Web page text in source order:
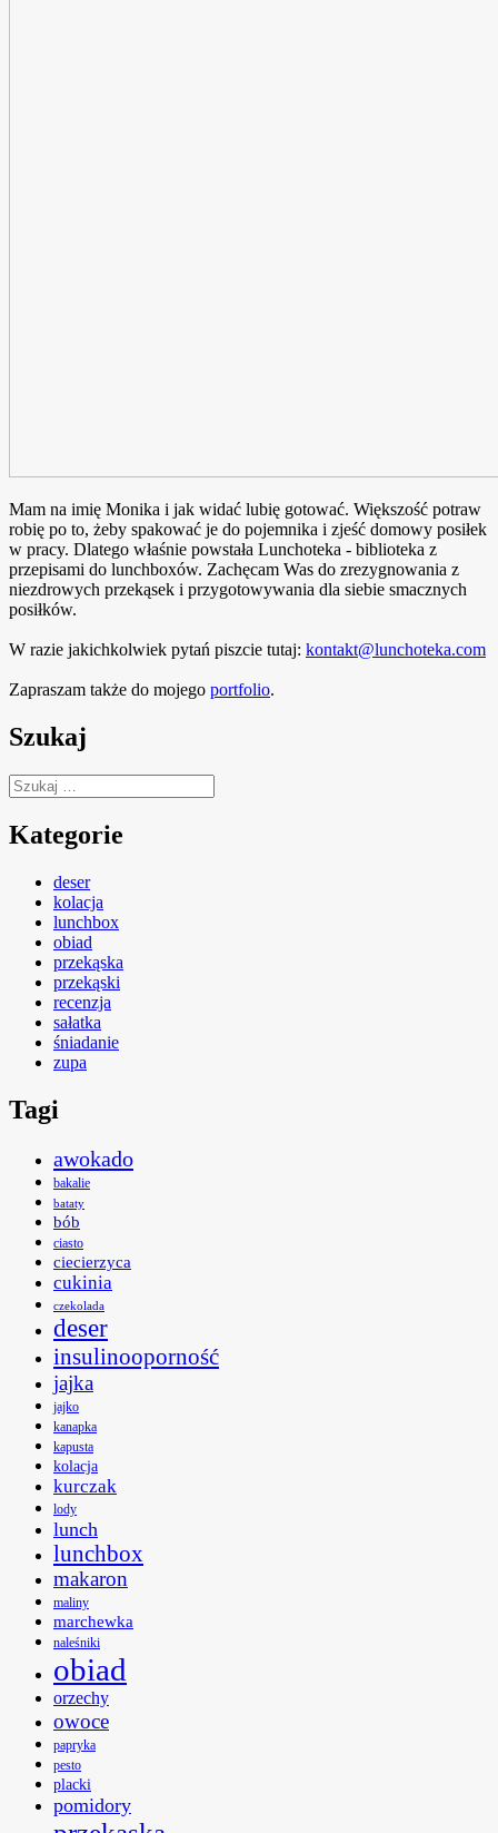
Mam na imię Monika i jak widać lubię gotować. Większość potraw
robię po to, żeby spakować je do pojemnika i zjeść domowy posiłek
w pracy. Dlatego właśnie powstała Lunchoteka - biblioteka z
przepisami do lunchboxów. Zachęcam Was do zrezygnowania z
niezdrowych przekąsek i przygotowywania dla siebie smacznych
posiłków.
W razie jakichkolwiek pytań piszcie tutaj: kontakt@lunchoteka.com
Zapraszam także do mojego portfolio.
Szukaj
Szukaj:
Kategorie
deser
kolacja
lunchbox
obiad
przekąska
przekąski
recenzja
sałatka
śniadanie
zupa
Tagi
awokado
bakalie
bataty
bób
ciasto
ciecierzyca
cukinia
czekolada
deser
insulinooporność
jajka
jajko
kanapka
kapusta
kolacja
kurczak
lody
lunch
lunchbox
makaron
maliny
marchewka
naleśniki
obiad
orzechy
owoce
papryka
pesto
placki
pomidory